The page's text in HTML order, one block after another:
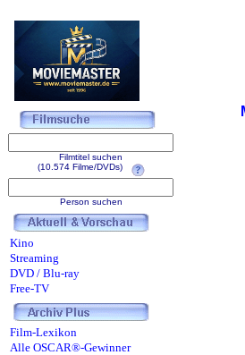
Filmtitel suchen
(10.574 Filme/DVDs)
Person suchen
Kino
Streaming
DVD / Blu-ray
Free-TV
Film-Lexikon
Alle OSCAR®-Gewinner